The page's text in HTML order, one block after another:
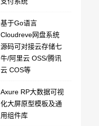
基于Go语言
Cloudreve网盘系统
源码可对接云存储七
牛/阿里云 OSS/腾讯
云 COS等
Axure RP大数据可视
化大屏原型模板及通
用组件库